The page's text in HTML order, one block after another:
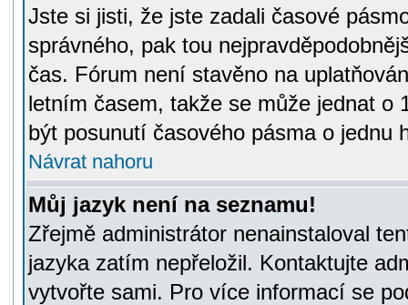
Jste si jisti, že jste zadali časové
správného, pak tou
čas. Fórum není stavěno na
letním časem, takže se může jednat o
být posunutí časového pásma o jednu
Návrat nahoru
Můj jazyk není na seznamu!
Zřejmě administrátor nenainstaloval
jazyka zatím nepřeložil. Kontaktujte
vytvořte sami. Pro více informací se